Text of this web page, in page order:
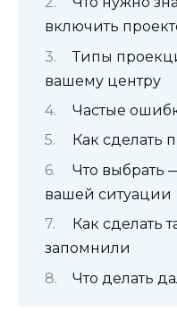
включить
Типы
вашему центру
Частые
Как сделать
Что выбрать
вашей ситуации
Как сделать
запомнили
Что делать